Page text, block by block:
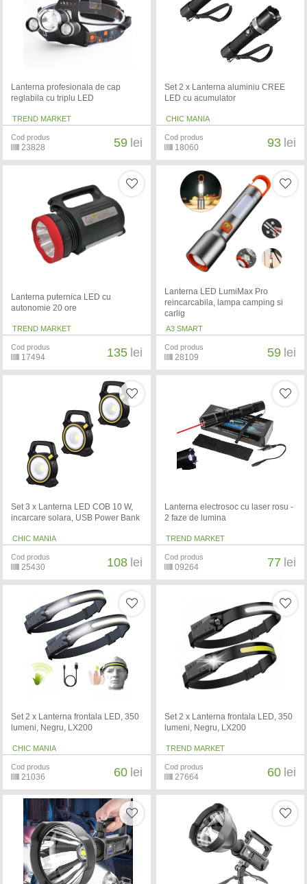
Lanterna profesionala de cap
reglabila cu triplu LED
TREND MARKET
Cod produs
23828 59 lei
Set 2 x Lanterna aluminiu CREE
LED cu acumulator
CHIC MANIA
Cod produs
18060 93 lei
Lanterna puternica LED cu
autonomie 20 ore
TREND MARKET
Cod produs
17494 135 lei
Lanterna LED LumiMax Pro
reincarcabila, lampa camping si
carlig
A3 SMART
Cod produs
28109 59 lei
Set 3 x Lanterna LED COB 10 W,
incarcare solara, USB Power Bank
CHIC MANIA
Cod produs
25430 108 lei
Lanterna electrosoc cu laser rosu -
2 faze de lumina
TREND MARKET
Cod produs
09264 77 lei
Set 2 x Lanterna frontala LED, 350
lumeni, Negru, LX200
CHIC MANIA
Cod produs
21036 60 lei
Set 2 x Lanterna frontala LED, 350
lumeni, Negru, LX200
TREND MARKET
Cod produs
27664 60 lei